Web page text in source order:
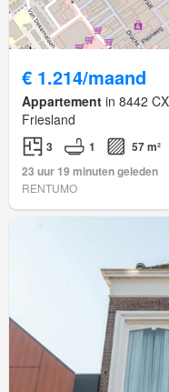
€ 1.214/maand
Appartement in 8442
Friesland
3 1
57 m²
23 uur 19 minuten geleden
RENTUMO